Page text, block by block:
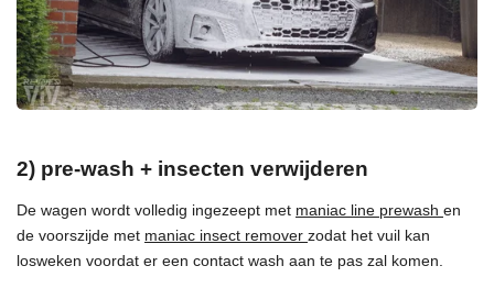
2) pre-wash + insecten verwijderen
De wagen wordt volledig ingezeept met maniac line prewash en
de voorszijde met maniac insect remover zodat het vuil kan
losweken voordat er een contact wash aan te pas zal komen.